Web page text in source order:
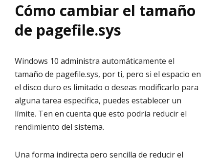
Cómo cambiar el tamaño
de pagefile.sys
Windows 10 administra automáticamente el
tamaño de pagefile.sys, por ti, pero si el espacio en
el disco duro es limitado o deseas modificarlo para
alguna tarea especifica, puedes establecer un
límite. Ten en cuenta que esto podría reducir el
rendimiento del sistema.
Una forma indirecta pero sencilla de reducir el